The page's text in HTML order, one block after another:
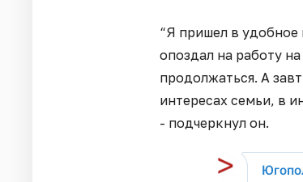
“Я пришел в удобное
опоздал на работу
продолжаться. А
интересах семьи, в
- подчеркнул он.